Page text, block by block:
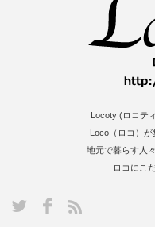
Locoty (ロコテ
Loco（ロコ）
地元で暮らす人
ロコにこ